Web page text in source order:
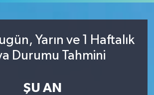
Yarın ve 1 Haftalık
Durumu Tahmini
ŞU AN
Durumu ve Fikstür
Haberleri